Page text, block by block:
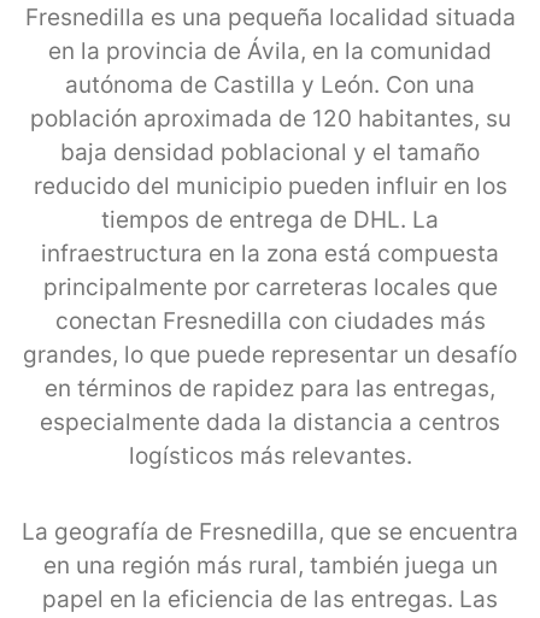
Fresnedilla es una pequeña localidad situada
en la provincia de Ávila, en la comunidad
autónoma de Castilla y León. Con una
población aproximada de 120 habitantes, su
baja densidad poblacional y el tamaño
reducido del municipio pueden influir en los
tiempos de entrega de DHL. La
infraestructura en la zona está compuesta
principalmente por carreteras locales que
conectan Fresnedilla con ciudades más
grandes, lo que puede representar un desafío
en términos de rapidez para las entregas,
especialmente dada la distancia a centros
logísticos más relevantes.
La geografía de Fresnedilla, que se encuentra
en una región más rural, también juega un
papel en la eficiencia de las entregas. Las